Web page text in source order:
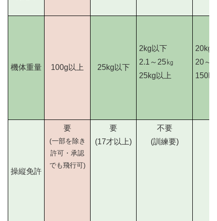
機体重量 100g以上 25kg以下
2kg以下
2.1～25㎏
25kg以上
20kg
20～
操縦免許
要
(一部を除き
許可・承認
でも飛行可)
要
(17才以上)
不要
(訓練要)